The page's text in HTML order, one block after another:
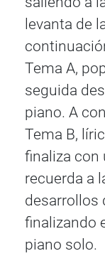
levanta de
Tema A,
seguida
piano. A
Tema B,
finaliza con
recuerda a
desarrollos
finalizando
piano solo.